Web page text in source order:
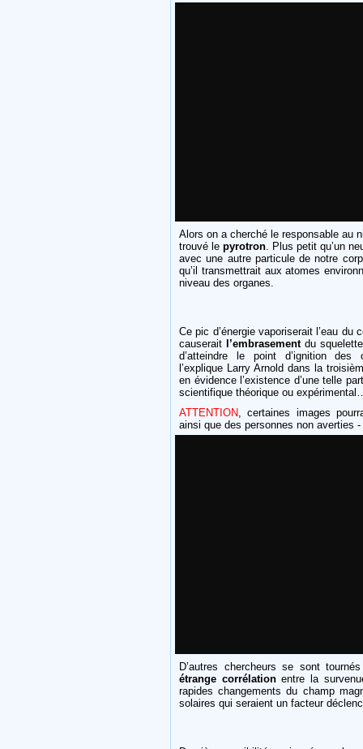
Alors on a cherché le responsable au
trouvé lepyrotron . Plus petit qu’un
avec une autre particule de notre
qu’il transmettrait aux atomes
niveau des organes.
Ce pic d’énergie vaporiserait l’eau
causerait l’embrasementdu
d’atteindre le point d’ignition des
l’explique Larry Arnold dans la
en évidence l’existence d’une telle
scientifique théorique ou
ATTENTION , certaines images
ainsi que des personnes non averties
D’autres chercheurs se sont
étrange corrélationentre la
rapides changements du champ
solaires qui seraient un facteur